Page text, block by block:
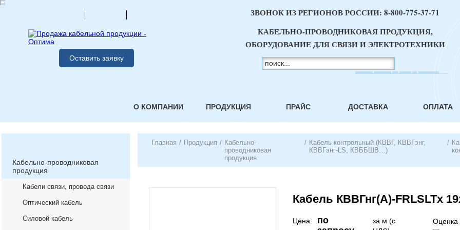
Оставить заявку
ЗВОНОК ИЗ РЕГИОНОВ РОССИИ: 8-800-775-37-71
КАБЕЛЬНО-ПРОВОДНИКОВАЯ ПРОДУКЦИЯ,
ОБОРУДОВАНИЕ ДЛЯ СВЯЗИ И ЭЛЕКТРОТЕХНИКИ
О КОМПАНИИ ПРОДУКЦИЯ ПРАЙС ДОСТАВКА ОПЛАТА
Кабельно-проводниковая
продукция
Кабели связи, провода связи
Оптический кабель
Силовой кабель
Главная / Продукция / Кабельно-
проводниковая
продукция
/ Кабель контрольный (КВВГ, КВВГэнг,
КВВГэнг-LS, КВББШВ…)
/
Кабель КВВГнг(А)-FRLSLTx
Цена:
по
за м (с
Оценка